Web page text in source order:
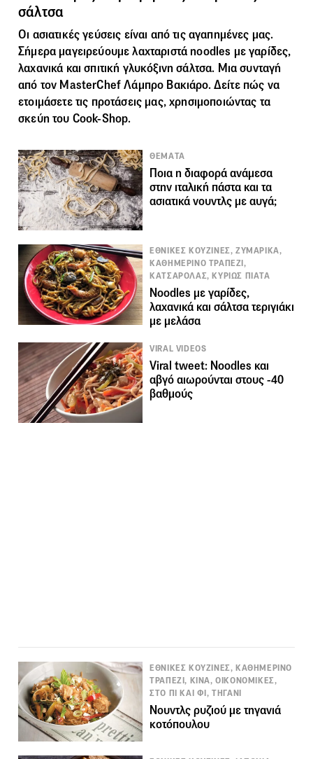
σάλτσα
Οι ασιατικές γεύσεις είναι από τις αγαπημένες μας.
Σήμερα μαγειρεύουμε λαχταριστά noodles με γαρίδες,
λαχανικά και σπιτική γλυκόξινη σάλτσα. Μια συνταγή
από τον MasterChef Λάμπρο Βακιάρο. Δείτε πώς να
ετοιμάσετε τις προτάσεις μας, χρησιμοποιώντας τα
σκεύη τoυ Cook-Shop.
ΘΕΜΑΤΑ
Ποια η διαφορά ανάμεσα
στην ιταλική πάστα και τα
ασιατικά νουντλς με αυγά;
ΕΘΝΙΚΕΣ ΚΟΥΖΙΝΕΣ, ΖΥΜΑΡΙΚΑ,
ΚΑΘΗΜΕΡΙΝΟ ΤΡΑΠΕΖΙ,
ΚΑΤΣΑΡΟΛΑΣ, ΚΥΡΙΩΣ ΠΙΑΤΑ
Noodles με γαρίδες,
λαχανικά και σάλτσα τεριγιάκι
με μελάσα
VIRAL VIDEOS
Viral tweet: Noodles και
αβγό αιωρούνται στους -40
βαθμούς
ΕΘΝΙΚΕΣ ΚΟΥΖΙΝΕΣ, ΚΑΘΗΜΕΡΙΝΟ
ΤΡΑΠΕΖΙ, ΚΙΝΑ, ΟΙΚΟΝΟΜΙΚΕΣ,
ΣΤΟ ΠΙ ΚΑΙ ΦΙ, ΤΗΓΑΝΙ
Νουντλς ρυζιού με τηγανιά
κοτόπουλου